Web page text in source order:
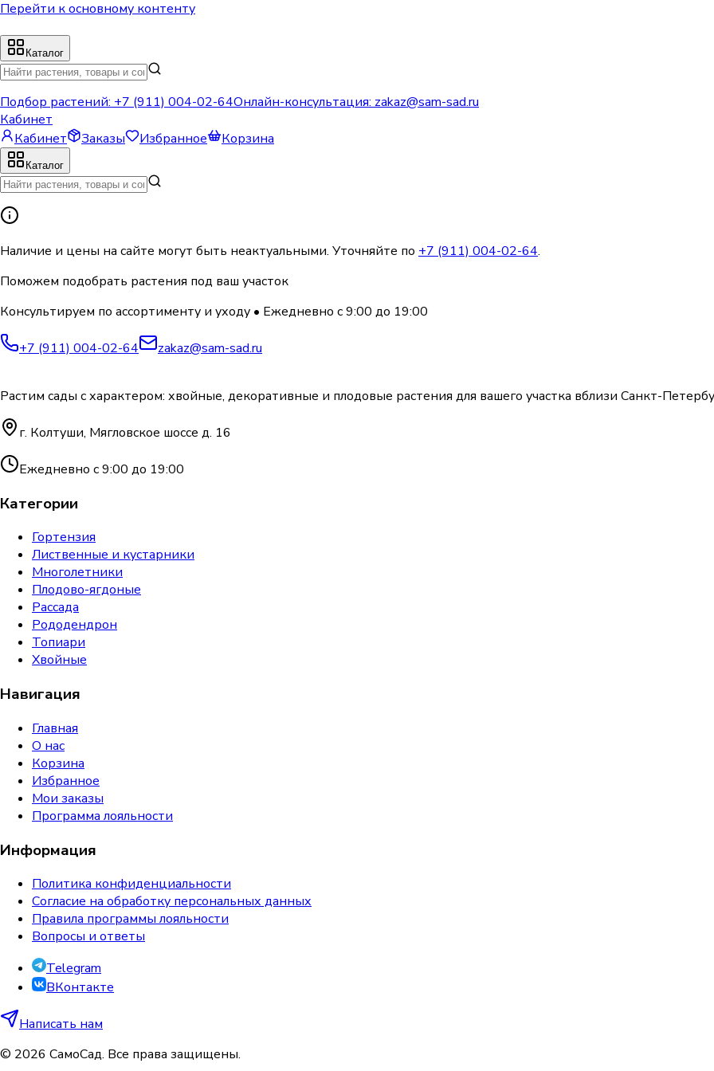
Перейти к основному контенту
Каталог
Подбор растений: +7 (911) 004-02-64Онлайн-консультация: zakaz@sam-sad.ru
Кабинет
Кабинет
Заказы Избранное Корзина
Каталог
Наличие и цены на сайте могут быть неактуальными. Уточняйте по +7 (911) 004-02-64.
Поможем подобрать растения под ваш участок
Консультируем по ассортименту и уходу • Ежедневно с 9:00 до 19:00
+7 (911) 004-02-64 zakaz@sam-sad.ru
Растим сады с характером: хвойные, декоративные и плодовые растения для вашего участка вблизи Санкт-
г. Колтуши, Мягловское шоссе д. 16
Ежедневно с 9:00 до 19:00
Категории
Гортензия
Лиственные и кустарники
Многолетники
Плодово-ягдоные
Рассада
Рододендрон
Топиари
Хвойные
Навигация
Главная
О нас
Корзина
Избранное
Мои заказы
Программа лояльности
Информация
Политика конфиденциальности
Согласие на обработку персональных данных
Правила программы лояльности
Вопросы и ответы
Telegram
ВКонтакте
Написать нам
© 2026 СамоСад. Все права защищены.